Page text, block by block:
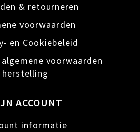
& retourneren
voorwaarden
en Cookiebeleid
voorwaarden
herstelling
ACCOUNT
informatie